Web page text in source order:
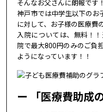
そんなお父さんに朗報です
神戸市では中学生以下のお
に対して、お子様の医療費
入院については、無料！
院で最大800円のみのご負
ようになっています！！
「医療費助成